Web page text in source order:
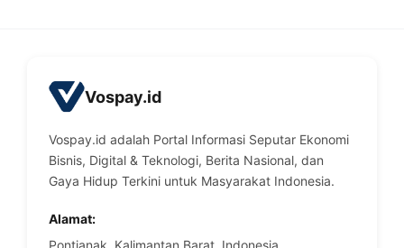
Vospay.id
Vospay.id adalah Portal Informasi Seputar Ekonomi
Bisnis, Digital & Teknologi, Berita Nasional, dan
Gaya Hidup Terkini untuk Masyarakat Indonesia.
Alamat:
Pontianak, Kalimantan Barat, Indonesia